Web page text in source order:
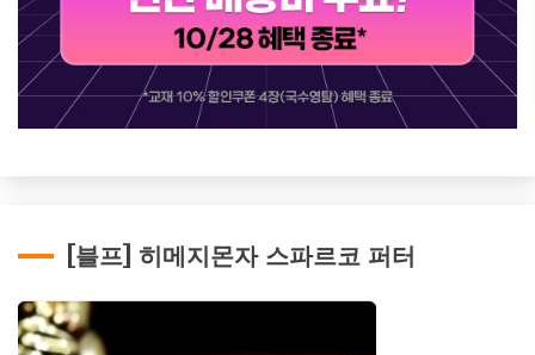
[블프] 히메지몬자 스파르코 퍼터